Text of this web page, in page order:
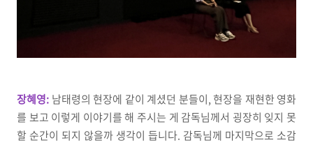
장혜영: 남태령의 현장에 같이 계셨던 분들이, 현장을 재현한 영화
를 보고 이렇게 이야기를 해 주시는 게 감독님께서 굉장히 잊지 못
할 순간이 되지 않을까 생각이 듭니다. 감독님께 마지막으로 소감